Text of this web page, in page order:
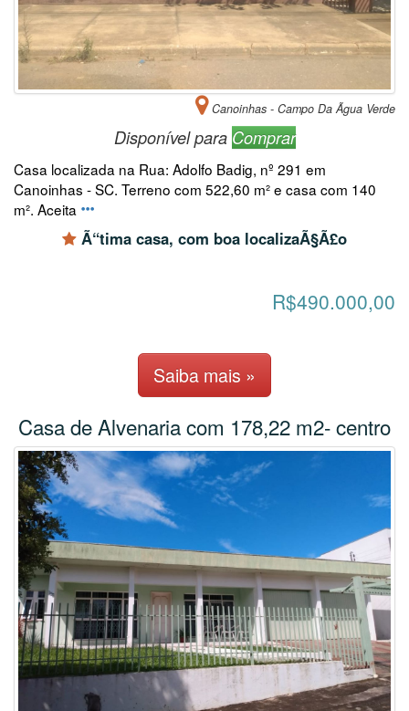
Canoinhas - Campo Da Ãgua Verde
Disponível para Comprar
Casa localizada na Rua: Adolfo Badig, nº 291 em
Canoinhas - SC. Terreno com 522,60 m² e casa com 140
m². Aceita
Ã“tima casa, com boa localizaÃ§Ã£o
R$490.000,00
Saiba mais »
Casa de Alvenaria com 178,22 m2- centro